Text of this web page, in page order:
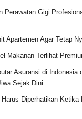
Perawatan Gigi
Apartemen Agar Tetap
Makanan Terlihat
Asuransi di Indonesia
Sejak Dini
Diperhatikan Ketika